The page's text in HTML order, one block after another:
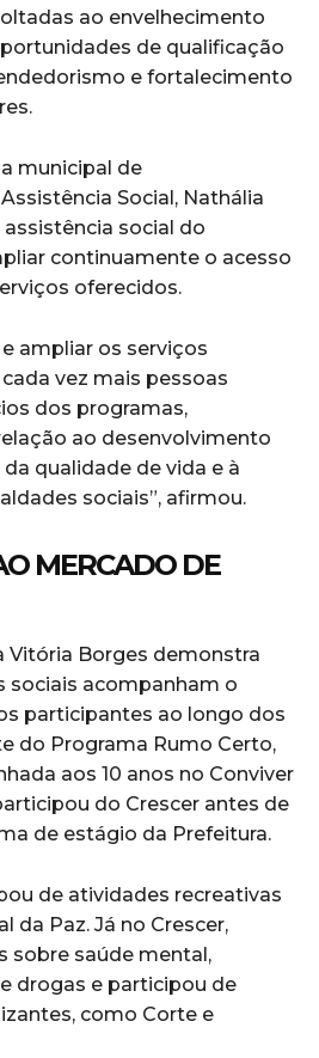
ao envelhecimento
de qualificação
e fortalecimento
municipal de
Social, Nathália
social do
continuamente o acesso
oferecidos.
ampliar os serviços
vez mais pessoas
dos programas,
ao desenvolvimento
qualidade de vida e à
sociais”, afirmou.
MERCADO DE
Vitória Borges demonstra
sociais acompanham o
participantes ao longo dos
do Programa Rumo Certo,
aos 10 anos no Conviver
do Crescer antes de
de estágio da Prefeitura.
de atividades recreativas
da Paz. Já no Crescer,
sobre saúde mental,
drogas e participou de
como Corte e